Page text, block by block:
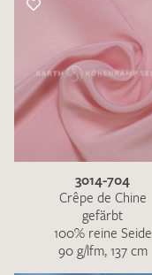
3014-704
Crêpe de Chine
gefärbt
100% reine Seide
90 g/lfm, 137 cm